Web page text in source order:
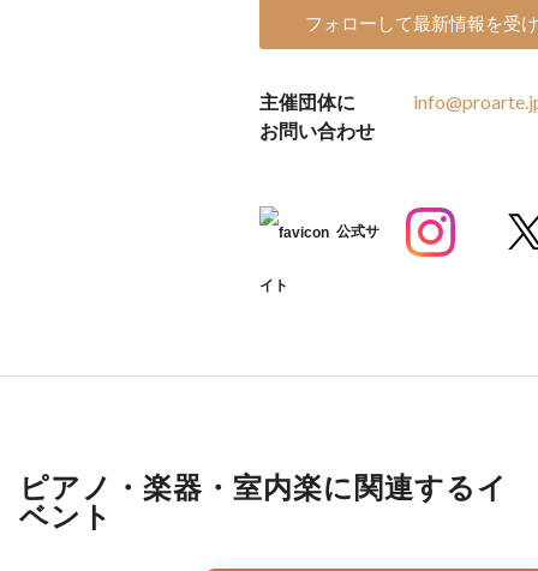
フォローして最新情報を受
主催団体に
お問い合わせ
公式サ
イト
ピアノ・楽器・室内楽に関連するイ
ベント